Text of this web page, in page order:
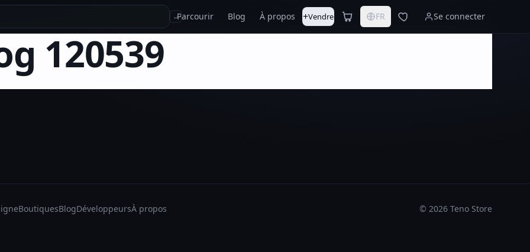
↵Parcourir Blog À propos +Vendre FR Se connecter
120539
BoutiquesBlogDéveloppeursÀ propos © 2026 Teno Store